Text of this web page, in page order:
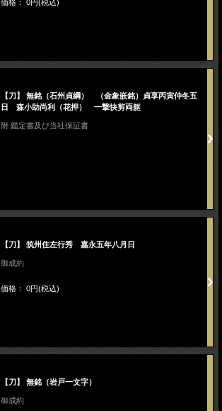
価格： 0円(税込)
【刀】 無銘（石州貞綱） （金象嵌銘）貞享丙寅仲冬五
日 森小助尚利（花押） 一撃快剪両躯
附 鑑定書及び当社保証書
【刀】 筑州住左行秀 嘉永五年八月日
御成約
価格： 0円(税込)
【刀】 無銘（岩戸一文字）
御成約